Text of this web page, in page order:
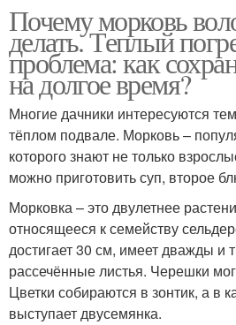
Почему морковь
делать. Теплый
проблема: как
на долгое время?
Многие дачники интересуются
тёплом подвале. Морковь –
которого знают не только
можно приготовить суп, второе
Морковка – это двулетнее
относящееся к семейству
достигает 30 см, имеет дважды и
рассечённые листья. Черешки
Цветки собираются в зонтик, а в
выступает двусемянка.